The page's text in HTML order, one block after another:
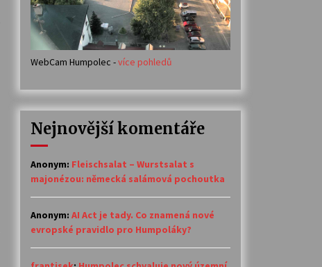
Votavžatský ploty
23. 7. 2026
14. 7. 2026
30. 6. 2026
WebCam Humpolec -více pohledů
Nejnovější komentáře
Anonym: Fleischsalat – Wurstsalat s
majonézou: německá salámová pochoutka
Anonym: AI Act je tady. Co znamená nové
evropské pravidlo pro Humpoláky?